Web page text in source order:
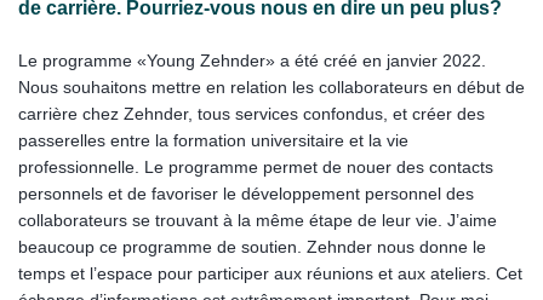
de carrière. Pourriez-vous nous en dire un peu plus?
Le programme «Young Zehnder» a été créé en janvier 2022.
Nous souhaitons mettre en relation les collaborateurs en début de
carrière chez Zehnder, tous services confondus, et créer des
passerelles entre la formation universitaire et la vie
professionnelle. Le programme permet de nouer des contacts
personnels et de favoriser le développement personnel des
collaborateurs se trouvant à la même étape de leur vie. J’aime
beaucoup ce programme de soutien. Zehnder nous donne le
temps et l’espace pour participer aux réunions et aux ateliers. Cet